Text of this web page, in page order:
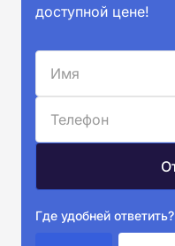
доступной цене!
Где удобней ответить?